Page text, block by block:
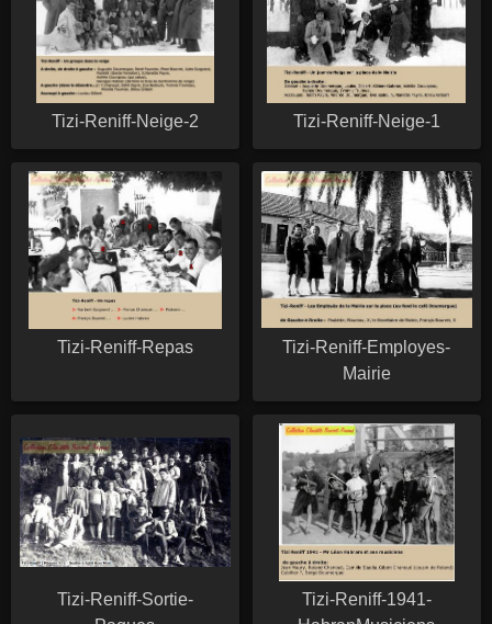
Tizi-Reniff-Neige-2 Tizi-Reniff-Neige-1
Tizi-Reniff-Repas
Tizi-Reniff-Employes-
Mairie
Tizi-Reniff-Sortie-
Tizi-Reniff-1941-